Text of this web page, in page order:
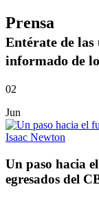
Prensa
Entérate de las
informado de
02
Jun
Un paso hacia
egresados del